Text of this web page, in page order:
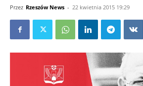
Przez Rzeszów News - 22 kwietnia 2015 19:29